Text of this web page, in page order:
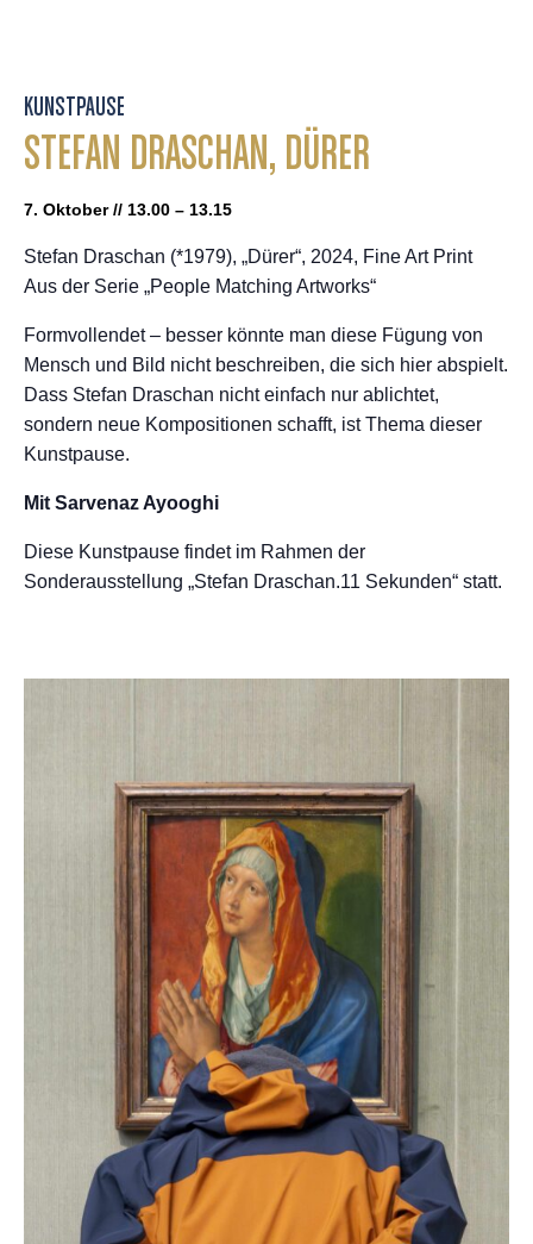
KUNSTPAUSE
STEFAN DRASCHAN, DÜRER
7. Oktober // 13.00 – 13.15
Stefan Draschan (*1979), „Dürer“, 2024, Fine Art Print
Aus der Serie „People Matching Artworks“
Formvollendet – besser könnte man diese Fügung von
Mensch und Bild nicht beschreiben, die sich hier abspielt.
Dass Stefan Draschan nicht einfach nur ablichtet,
sondern neue Kompositionen schafft, ist Thema dieser
Kunstpause.
Mit Sarvenaz Ayooghi
Diese Kunstpause findet im Rahmen der
Sonderausstellung „Stefan Draschan.11 Sekunden“ statt.